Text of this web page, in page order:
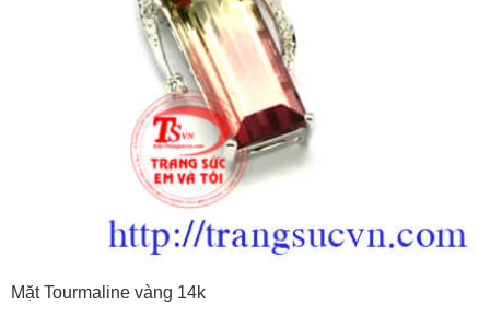
Mặt Tourmaline vàng 14k